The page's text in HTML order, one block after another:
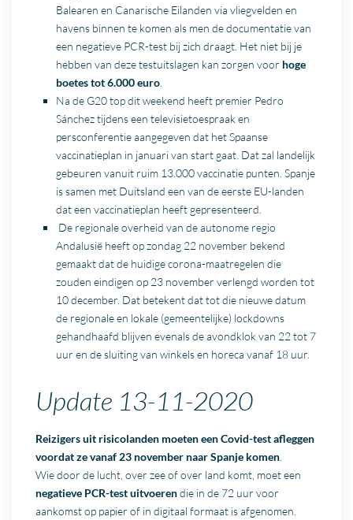
Balearen en Canarische Eilanden via vliegvelden en
havens binnen te komen als men de documentatie van
een negatieve PCR-test bij zich draagt. Het niet bij je
hebben van deze testuitslagen kan zorgen voor hoge
boetes tot 6.000 euro.
Na de G20 top dit weekend heeft premier Pedro
Sánchez tijdens een televisietoespraak en
persconferentie aangegeven dat het Spaanse
vaccinatieplan in januari van start gaat. Dat zal landelijk
gebeuren vanuit ruim 13.000 vaccinatie punten. Spanje
is samen met Duitsland een van de eerste EU-landen
dat een vaccinatieplan heeft gepresenteerd.
De regionale overheid van de autonome regio
Andalusië heeft op zondag 22 november bekend
gemaakt dat de huidige corona-maatregelen die
zouden eindigen op 23 november verlengd worden tot
10 december. Dat betekent dat tot die nieuwe datum
de regionale en lokale (gemeentelijke) lockdowns
gehandhaafd blijven evenals de avondklok van 22 tot 7
uur en de sluiting van winkels en horeca vanaf 18 uur.
Update 13-11-2020
Reizigers uit risicolanden moeten een Covid-test afleggen
voordat ze vanaf 23 november naar Spanje komen.
Wie door de lucht, over zee of over land komt, moet een
negatieve PCR-test uitvoerendie in de 72 uur voor
aankomst op papier of in digitaal formaat is afgenomen.